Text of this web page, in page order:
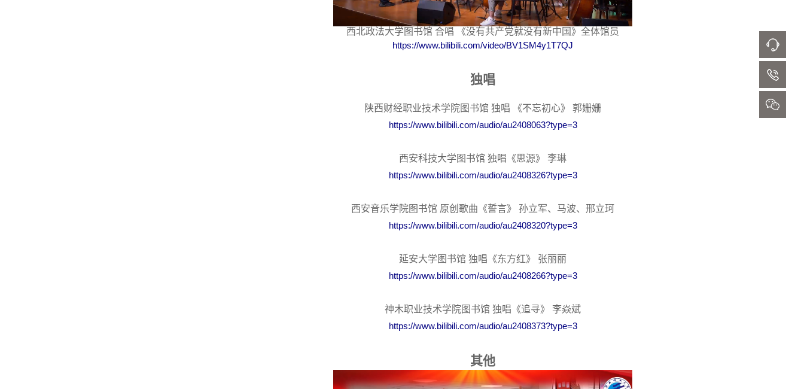
西北政法大学图书馆 合唱 《没有共产党就没有新中国》全体馆员
https://www.bilibili.com/video/BV1SM4y1T7QJ
独唱
陕西财经职业技术学院图书馆 独唱 《不忘初心》 郭姗姗
https://www.bilibili.com/audio/au2408063?type=3
西安科技大学图书馆 独唱《思源》 李琳
https://www.bilibili.com/audio/au2408326?type=3
西安音乐学院图书馆 原创歌曲《誓言》 孙立军、马波、邢立珂
https://www.bilibili.com/audio/au2408320?type=3
延安大学图书馆 独唱《东方红》 张丽丽
https://www.bilibili.com/audio/au2408266?type=3
神木职业技术学院图书馆 独唱《追寻》 李焱斌
https://www.bilibili.com/audio/au2408373?type=3
其他